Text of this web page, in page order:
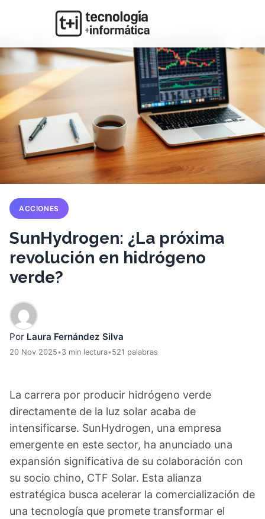
ACCIONES
SunHydrogen: ¿La próxima
revolución en hidrógeno
verde?
Por Laura Fernández Silva
20 Nov 2025•3 min lectura•521 palabras
La carrera por producir hidrógeno verde
directamente de la luz solar acaba de
intensificarse. SunHydrogen, una empresa
emergente en este sector, ha anunciado una
expansión significativa de su colaboración con
su socio chino, CTF Solar. Esta alianza
estratégica busca acelerar la comercialización de
una tecnología que promete transformar el